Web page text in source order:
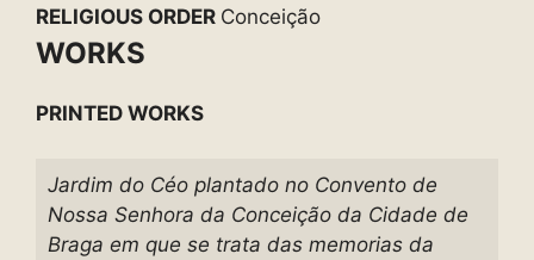
RELIGIOUS ORDER Conceição
WORKS
PRINTED WORKS
Jardim do Céo plantado no Convento de
Nossa Senhora da Conceição da Cidade de
Braga em que se trata das memorias da